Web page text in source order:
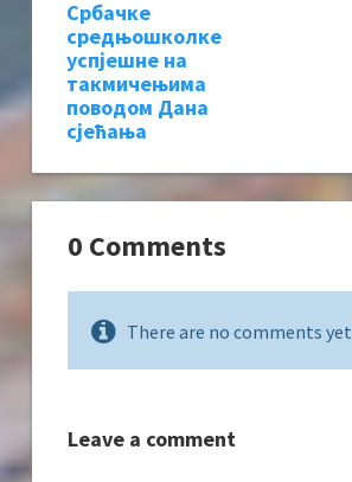
Србачке
средњошколке
успјешне на
такмичењима
поводом Дана
сјећања
0 Comments
There are no comments yet
Leave a comment